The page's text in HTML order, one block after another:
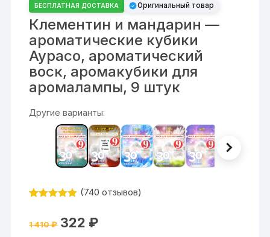
БЕСПЛАТНАЯ ДОСТАВКА Оригинальный товар
Клементин и мандарин —
ароматические кубики
Аурасо, ароматический
воск, аромакубики для
аромалампы, 9 штук
Другие варианты:
на основе
(740 отзывов)
1 410₽ Первоначальная
цена
322 ₽Текущая